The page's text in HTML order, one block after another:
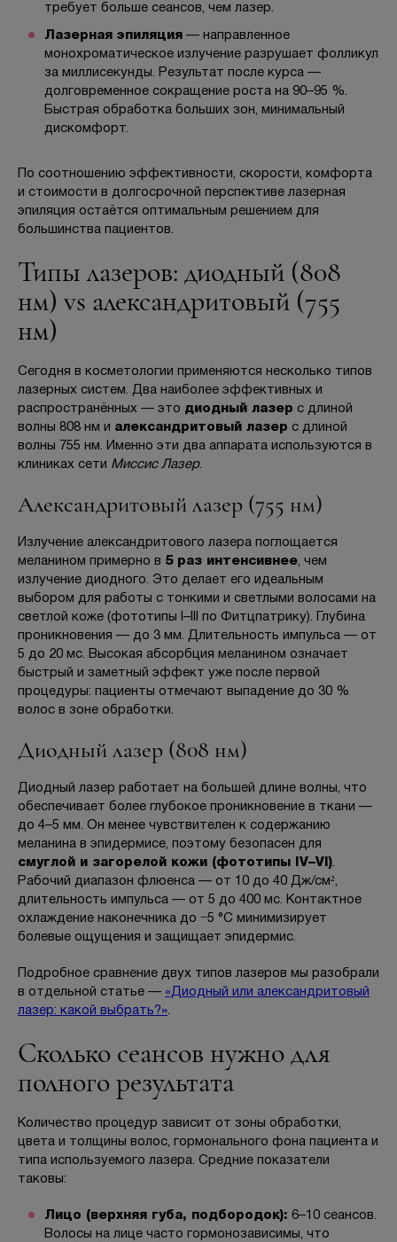
требует больше сеансов, чем лазер.
Лазерная эпиляция — направленное
монохроматическое излучение разрушает фолликул
за миллисекунды. Результат после курса —
долговременное сокращение роста на 90–95 %.
Быстрая обработка больших зон, минимальный
дискомфорт.
По соотношению эффективности, скорости, комфорта
и стоимости в долгосрочной перспективе лазерная
эпиляция остаётся оптимальным решением для
большинства пациентов.
Типы лазеров: диодный (808
нм) vs александритовый (755
нм)
Сегодня в косметологии применяются несколько типов
лазерных систем. Два наиболее эффективных и
распространённых — это диодный лазер с длиной
волны 808 нм и александритовый лазер с длиной
волны 755 нм. Именно эти два аппарата используются в
клиниках сети Миссис Лазер.
Александритовый лазер (755 нм)
Излучение александритового лазера поглощается
меланином примерно в 5 раз интенсивнее, чем
излучение диодного. Это делает его идеальным
выбором для работы с тонкими и светлыми волосами на
светлой коже (фототипы I–III по Фитцпатрику). Глубина
проникновения — до 3 мм. Длительность импульса — от
5 до 20 мс. Высокая абсорбция меланином означает
быстрый и заметный эффект уже после первой
процедуры: пациенты отмечают выпадение до 30 %
волос в зоне обработки.
Диодный лазер (808 нм)
Диодный лазер работает на большей длине волны, что
обеспечивает более глубокое проникновение в ткани —
до 4–5 мм. Он менее чувствителен к содержанию
меланина в эпидермисе, поэтому безопасен для
смуглой и загорелой кожи (фототипы IV–VI).
Рабочий диапазон флюенса — от 10 до 40 Дж/см²,
длительность импульса — от 5 до 400 мс. Контактное
охлаждение наконечника до −5 °C минимизирует
болевые ощущения и защищает эпидермис.
Подробное сравнение двух типов лазеров мы разобрали
в отдельной статье — «Диодный или александритовый
лазер: какой выбрать?».
Сколько сеансов нужно для
полного результата
Количество процедур зависит от зоны обработки,
цвета и толщины волос, гормонального фона пациента и
типа используемого лазера. Средние показатели
таковы:
Лицо (верхняя губа, подбородок): 6–10 сеансов.
Волосы на лице часто гормонозависимы, что